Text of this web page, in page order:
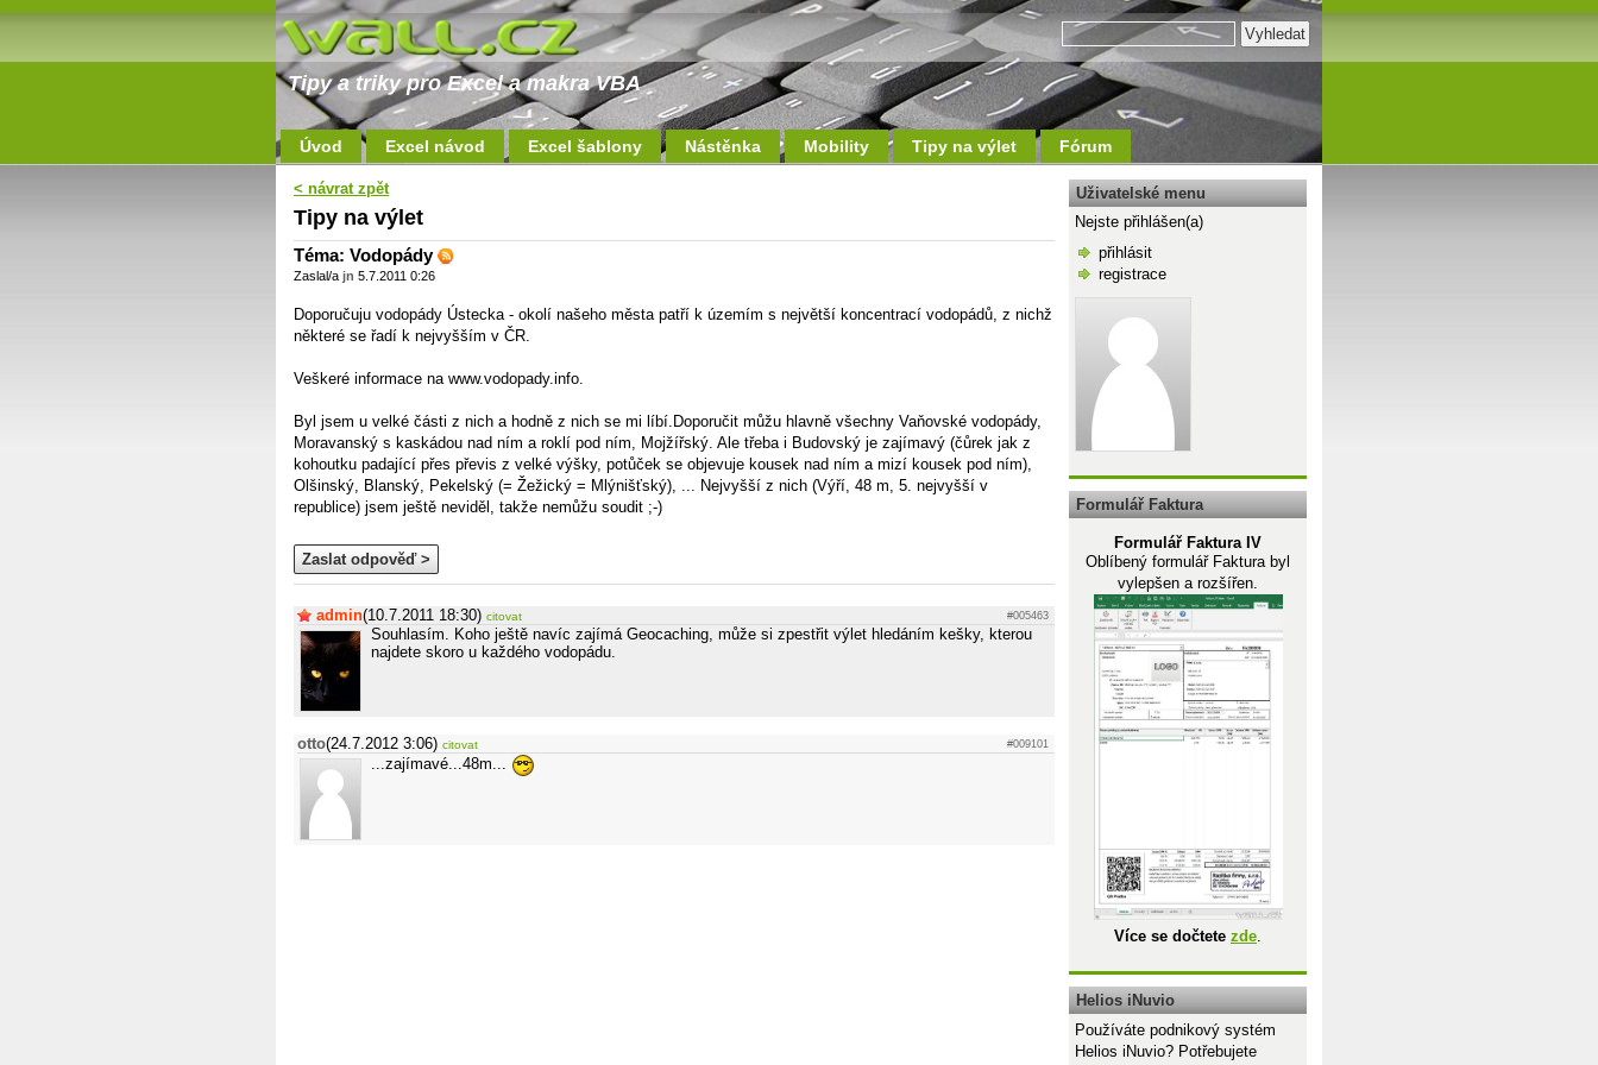
Tipy a triky pro Excel a makra VBA
Úvod Excel návod Excel šablony Nástěnka Mobility Tipy na výlet Fórum
< návrat zpět
Tipy na výlet
Téma: Vodopády
Zaslal/a jn 5.7.2011 0:26
Doporučuju vodopády Ústecka - okolí našeho města patří k územím s největší koncentrací vodopádů, z nichž
některé se řadí k nejvyšším v ČR.
Veškeré informace na www.vodopady.info.
Byl jsem u velké části z nich a hodně z nich se mi líbí.Doporučit můžu hlavně všechny Vaňovské vodopády,
Moravanský s kaskádou nad ním a roklí pod ním, Mojžířský. Ale třeba i Budovský je zajímavý (čůrek jak z
kohoutku padající přes převis z velké výšky, potůček se objevuje kousek nad ním a mizí kousek pod ním),
Olšinský, Blanský, Pekelský (= Žežický = Mlýnišťský), ... Nejvyšší z nich (Výří, 48 m, 5. nejvyšší v
republice) jsem ještě neviděl, takže nemůžu soudit ;-)
Zaslat odpověď >
admin(10.7.2011 18:30) citovat #005463
Souhlasím. Koho ještě navíc zajímá Geocaching, může si zpestřit výlet hledáním kešky, kterou
najdete skoro u každého vodopádu.
otto(24.7.2012 3:06) citovat #009101
...zajímavé...48m...
Uživatelské menu
Nejste přihlášen(a)
přihlásit
registrace
Formulář Faktura
Formulář Faktura IV
Oblíbený formulář Faktura byl
vylepšen a rozšířen.
Více se dočtete zde.
Helios iNuvio
Používáte podnikový systém
Helios iNuvio? Potřebujete